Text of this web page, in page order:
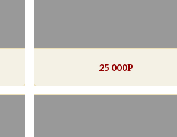
25 000Р